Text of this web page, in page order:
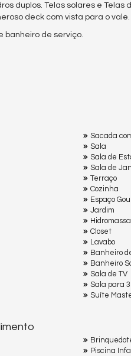
duplos. Telas solares e
deck com vista para o vale.
banheiro de serviço.
Sacada
Sala
Sala de
Sala de
Terraço
Cozinha
Espaço
Jardim
Closet
Lavabo
Banheiro
Banheiro
Sala de TV
Sala para
Suíte
Piscina